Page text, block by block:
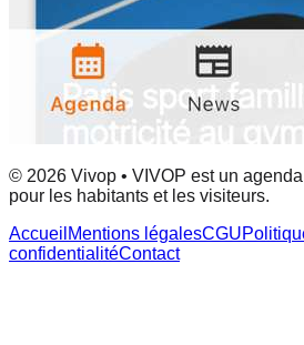
© 2026 Vivop • VIVOP est un
pour les habitants et les visiteurs.
Accueil Mentions légalesCGU
confidentialitéContact